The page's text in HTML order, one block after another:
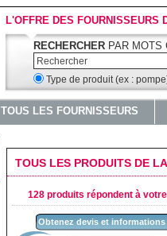
L'OFFRE DES FOURNISSEURS
RECHERCHER PAR MOTS
Type de produit (ex :
TOUS LES FOURNISSEURS
TOUS LES PRODUITS DE
128 produits répondent à
Obtenez devis et informations